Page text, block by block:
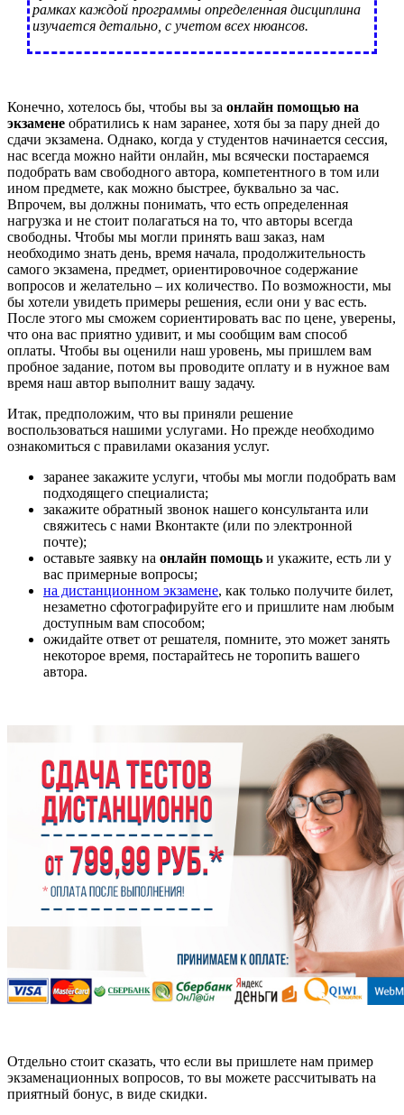
рамках каждой программы определенная дисциплина
изучается детально, с учетом всех нюансов.
Конечно, хотелось бы, чтобы вы за онлайн помощью на
экзамене обратились к нам заранее, хотя бы за пару дней до
сдачи экзамена. Однако, когда у студентов начинается сессия,
нас всегда можно найти онлайн, мы всячески постараемся
подобрать вам свободного автора, компетентного в том или
ином предмете, как можно быстрее, буквально за час.
Впрочем, вы должны понимать, что есть определенная
нагрузка и не стоит полагаться на то, что авторы всегда
свободны. Чтобы мы могли принять ваш заказ, нам
необходимо знать день, время начала, продолжительность
самого экзамена, предмет, ориентировочное содержание
вопросов и желательно – их количество. По возможности, мы
бы хотели увидеть примеры решения, если они у вас есть.
После этого мы сможем сориентировать вас по цене, уверены,
что она вас приятно удивит, и мы сообщим вам способ
оплаты. Чтобы вы оценили наш уровень, мы пришлем вам
пробное задание, потом вы проводите оплату и в нужное вам
время наш автор выполнит вашу задачу.
Итак, предположим, что вы приняли решение
воспользоваться нашими услугами. Но прежде необходимо
ознакомиться с правилами оказания услуг.
заранее закажите услуги, чтобы мы могли подобрать вам
подходящего специалиста;
закажите обратный звонок нашего консультанта или
свяжитесь с нами Вконтакте (или по электронной
почте);
оставьте заявку на онлайн помощь и укажите, есть ли у
вас примерные вопросы;
на дистанционном экзамене, как только получите билет,
незаметно сфотографируйте его и пришлите нам любым
доступным вам способом;
ожидайте ответ от решателя, помните, это может занять
некоторое время, постарайтесь не торопить вашего
автора.
Отдельно стоит сказать, что если вы пришлете нам пример
экзаменационных вопросов, то вы можете рассчитывать на
приятный бонус, в виде скидки.